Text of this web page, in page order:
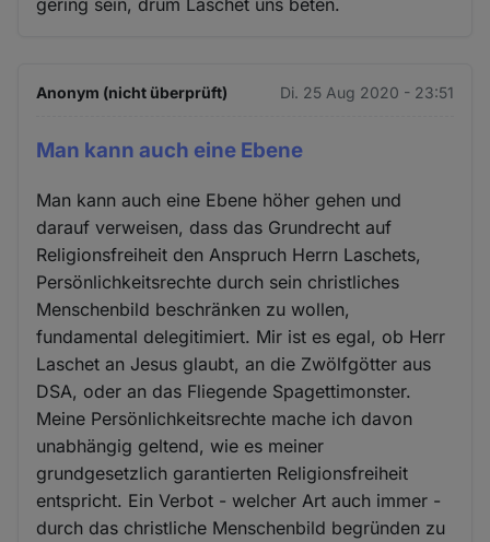
Anonym (nicht überprüft) Di. 25 Aug 2020 - 23:51
Man kann auch eine Ebene
Man kann auch eine Ebene höher gehen und
darauf verweisen, dass das Grundrecht auf
Religionsfreiheit den Anspruch Herrn Laschets,
Persönlichkeitsrechte durch sein christliches
Menschenbild beschränken zu wollen,
fundamental delegitimiert. Mir ist es egal, ob Herr
Laschet an Jesus glaubt, an die Zwölfgötter aus
DSA, oder an das Fliegende Spagettimonster.
Meine Persönlichkeitsrechte mache ich davon
unabhängig geltend, wie es meiner
grundgesetzlich garantierten Religionsfreiheit
entspricht. Ein Verbot - welcher Art auch immer -
durch das christliche Menschenbild begründen zu